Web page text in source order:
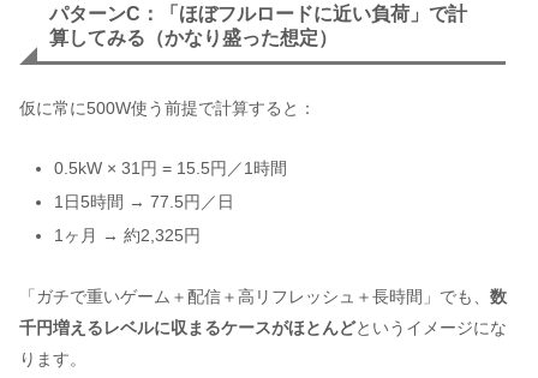
パターンC：「ほぼフルロードに近い負荷」で計
算してみる（かなり盛った想定）
仮に常に500W使う前提で計算すると：
0.5kW × 31円 = 15.5円／1時間
1日5時間 → 77.5円／日
1ヶ月 → 約2,325円
「ガチで重いゲーム＋配信＋高リフレッシュ＋長時間」でも、 数
千円増えるレベルに収まるケースがほとんどというイメージにな
ります。